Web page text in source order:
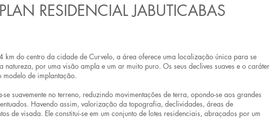
RESIDENCIAL JABUTICABAS
km do centro da cidade de Curvelo, a área oferece uma localização única para se
natureza, por uma visão ampla e um ar muito puro. Os seus declives suaves e o caráter
modelo de implantação.
se suavemente no terreno, reduzindo movimentações de terra, opondo-se aos grandes
Havendo assim, valorização da topografia, declividades, áreas de
de visada. Ele constitui-se em um conjunto de lotes residenciais, abraçados por um